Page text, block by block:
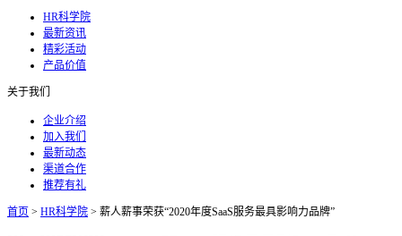
HR科学院
最新资讯
精彩活动
产品价值
关于我们
企业介绍
加入我们
最新动态
渠道合作
推荐有礼
首页 > HR科学院 > 薪人薪事荣获“2020年度SaaS服务最具影响力品牌”